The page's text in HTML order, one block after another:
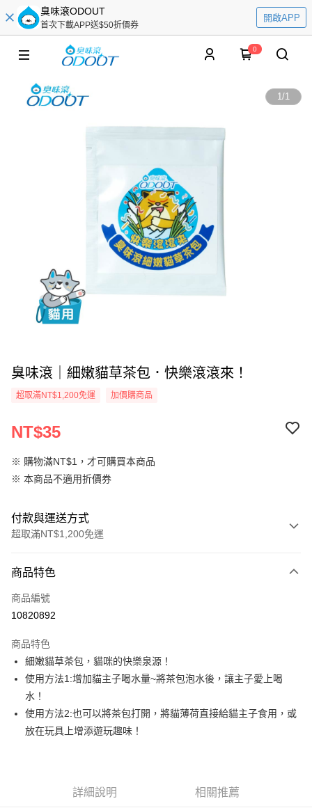
臭味滾ODOUT
首次下載APP送$50折價券
開啟APP
0
1/1
臭味滾｜細嫩貓草茶包．快樂滾滾來！
超取滿NT$1,200免運 加價購商品
NT$35
※ 購物滿NT$1，才可購買本商品
※ 本商品不適用折價券
付款與運送方式
超取滿NT$1,200免運
信用卡一次付款
信用卡分期付款
合作金庫商業銀行
華南商業銀行
上海商業儲蓄銀行
台北富邦商業銀行
國泰世華商業銀行
臺灣中小企業銀行
台中商業銀行
匯豐（台灣）商業銀行
聯邦商業銀行
台灣樂天信用卡公司
超商取貨付款
LINE Pay
Apple Pay
街口支付
商品特色
商品編號
10820892
商品特色
細嫩貓草茶包，貓咪的快樂泉源！
使用方法1:增加貓主子喝水量~將茶包泡水後，讓主子愛上喝
水！
使用方法2:也可以將茶包打開，將貓薄荷直接給貓主子食用，或
放在玩具上增添遊玩趣味！
詳細說明 相關推薦